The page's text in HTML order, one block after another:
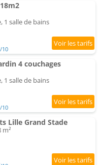
1 salle de bains
/10
4 couchages
1 salle de bains
/10
Lille Grand Stade
m²